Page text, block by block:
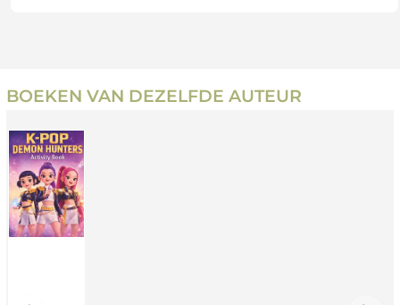
BOEKEN VAN DEZELFDE AUTEUR